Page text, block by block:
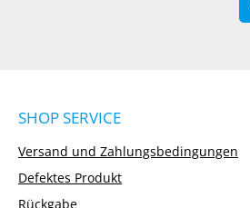
SHOP SERVICE
Versand und Zahlungsbedingungen
Defektes Produkt
Rückgabe